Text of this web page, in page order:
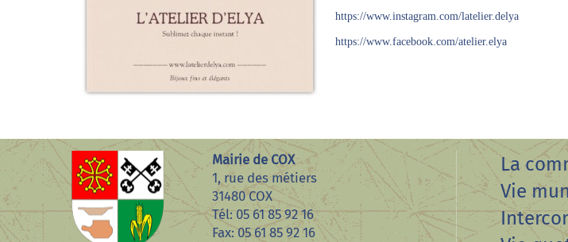
https://www.instagram.com/latelier.delya
https://www.facebook.com/atelier.elya
Mairie de COX
1, rue des métiers
31480 COX
Tél: 05 61 85 92 16
Fax: 05 61 85 92 16
La
Vie